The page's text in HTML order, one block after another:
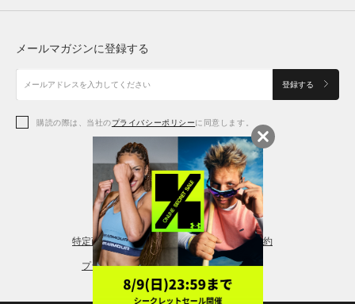
アクセサリー
アクセサリー
シューズ
アクセサリー
レギンス＆タイツ
シューズ
メールマガジンに登録する
登録する
購読の際は、当社のプライバシーポリシーに同意します。
特定商取引法に基づく通販の表記 会員規約
プライバシーポリシー